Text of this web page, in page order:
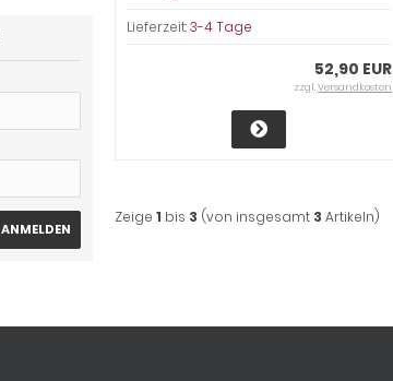
Lieferzeit:3-4 Tage
52,90 EUR
zzgl.Versandkosten
Zeige 1 bis 3 (von insgesamt 3 Artikeln)
ANMELDEN